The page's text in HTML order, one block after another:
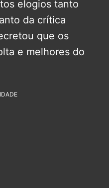
elogios tanto
da crítica
que os
e melhores do